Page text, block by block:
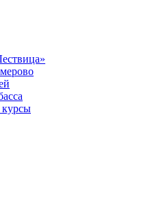
курсы